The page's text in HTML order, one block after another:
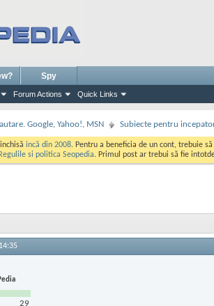
Forum Actions Quick Links
Spy
Google, Yahoo!, MSN Subiecte pentru
incă din 2008. Pentru a beneficia de un cont, trebuie
Regulile si politica Seopedia. Primul post ar trebui să fie
14:35
29